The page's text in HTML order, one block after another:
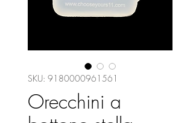
SKU: 9180000961561
Orecchini a